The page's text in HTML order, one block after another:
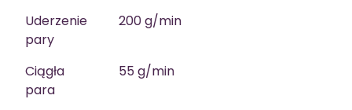
Uderzenie
pary
200 g/min
Ciągła
para
55 g/min